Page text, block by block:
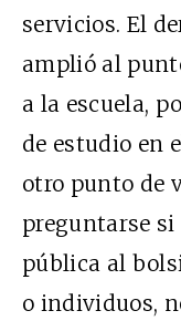
servicios. El
amplió al
a la escuela,
de estudio en
otro punto de
preguntarse
pública al
o individuos,